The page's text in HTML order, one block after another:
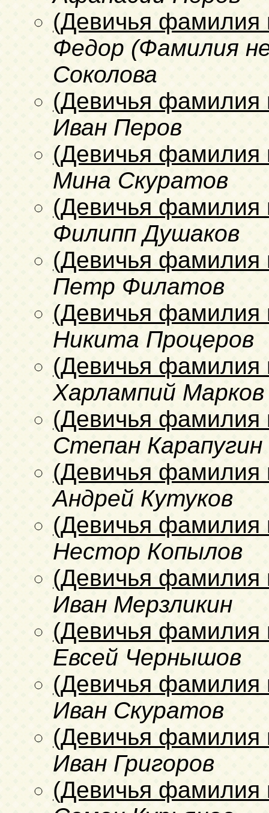
(Девичья фамилия
Федор (Фамилия
Соколова
(Девичья фамилия
Иван Перов
(Девичья фамилия
Мина Скуратов
(Девичья фамилия
Филипп Душаков
(Девичья фамилия
Петр Филатов
(Девичья фамилия
Никита Процеров
(Девичья фамилия
Харлампий Марков
(Девичья фамилия
Степан Карапугин
(Девичья фамилия
Андрей Кутуков
(Девичья фамилия
Нестор Копылов
(Девичья фамилия
Иван Мерзликин
(Девичья фамилия
Евсей Чернышов
(Девичья фамилия
Иван Скуратов
(Девичья фамилия
Иван Григоров
(Девичья фамилия